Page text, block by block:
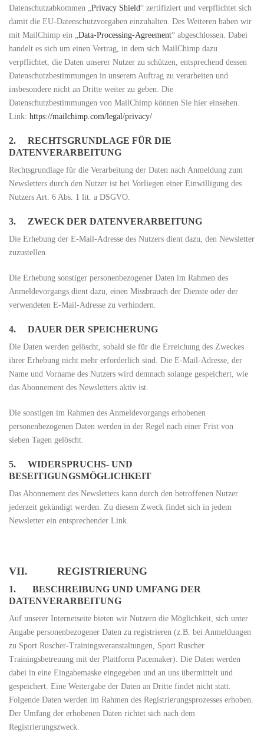
Datenschutzabkommen „Privacy Shield“ zertifiziert und verpflichtet sich
damit die EU-Datenschutzvorgaben einzuhalten. Des Weiteren haben wir
mit MailChimp ein „Data-Processing-Agreement“ abgeschlossen. Dabei
handelt es sich um einen Vertrag, in dem sich MailChimp dazu
verpflichtet, die Daten unserer Nutzer zu schützen, entsprechend dessen
Datenschutzbestimmungen in unserem Auftrag zu verarbeiten und
insbesondere nicht an Dritte weiter zu geben. Die
Datenschutzbestimmungen von MailChimp können Sie hier einsehen.
Link: https://mailchimp.com/legal/privacy/
2. RECHTSGRUNDLAGE FÜR DIE
DATENVERARBEITUNG
Rechtsgrundlage für die Verarbeitung der Daten nach Anmeldung zum
Newsletters durch den Nutzer ist bei Vorliegen einer Einwilligung des
Nutzers Art. 6 Abs. 1 lit. a DSGVO.
3. ZWECK DER DATENVERARBEITUNG
Die Erhebung der E-Mail-Adresse des Nutzers dient dazu, den Newsletter
zuzustellen.
Die Erhebung sonstiger personenbezogener Daten im Rahmen des
Anmeldevorgangs dient dazu, einen Missbrauch der Dienste oder der
verwendeten E-Mail-Adresse zu verhindern.
4. DAUER DER SPEICHERUNG
Die Daten werden gelöscht, sobald sie für die Erreichung des Zweckes
ihrer Erhebung nicht mehr erforderlich sind. Die E-Mail-Adresse, der
Name und Vorname des Nutzers wird demnach solange gespeichert, wie
das Abonnement des Newsletters aktiv ist.
Die sonstigen im Rahmen des Anmeldevorgangs erhobenen
personenbezogenen Daten werden in der Regel nach einer Frist von
sieben Tagen gelöscht.
5. WIDERSPRUCHS- UND
BESEITIGUNGSMÖGLICHKEIT
Das Abonnement des Newsletters kann durch den betroffenen Nutzer
jederzeit gekündigt werden. Zu diesem Zweck findet sich in jedem
Newsletter ein entsprechender Link.
VII. REGISTRIERUNG
1. BESCHREIBUNG UND UMFANG DER
DATENVERARBEITUNG
Auf unserer Internetseite bieten wir Nutzern die Möglichkeit, sich unter
Angabe personenbezogener Daten zu registrieren (z.B. bei Anmeldungen
zu Sport Ruscher-Trainingsveranstaltungen, Sport Ruscher
Trainingsbetreuung mit der Plattform Pacemaker). Die Daten werden
dabei in eine Eingabemaske eingegeben und an uns übermittelt und
gespeichert. Eine Weitergabe der Daten an Dritte findet nicht statt.
Folgende Daten werden im Rahmen des Registrierungsprozesses erhoben.
Der Umfang der erhobenen Daten richtet sich nach dem
Registrierungszweck.